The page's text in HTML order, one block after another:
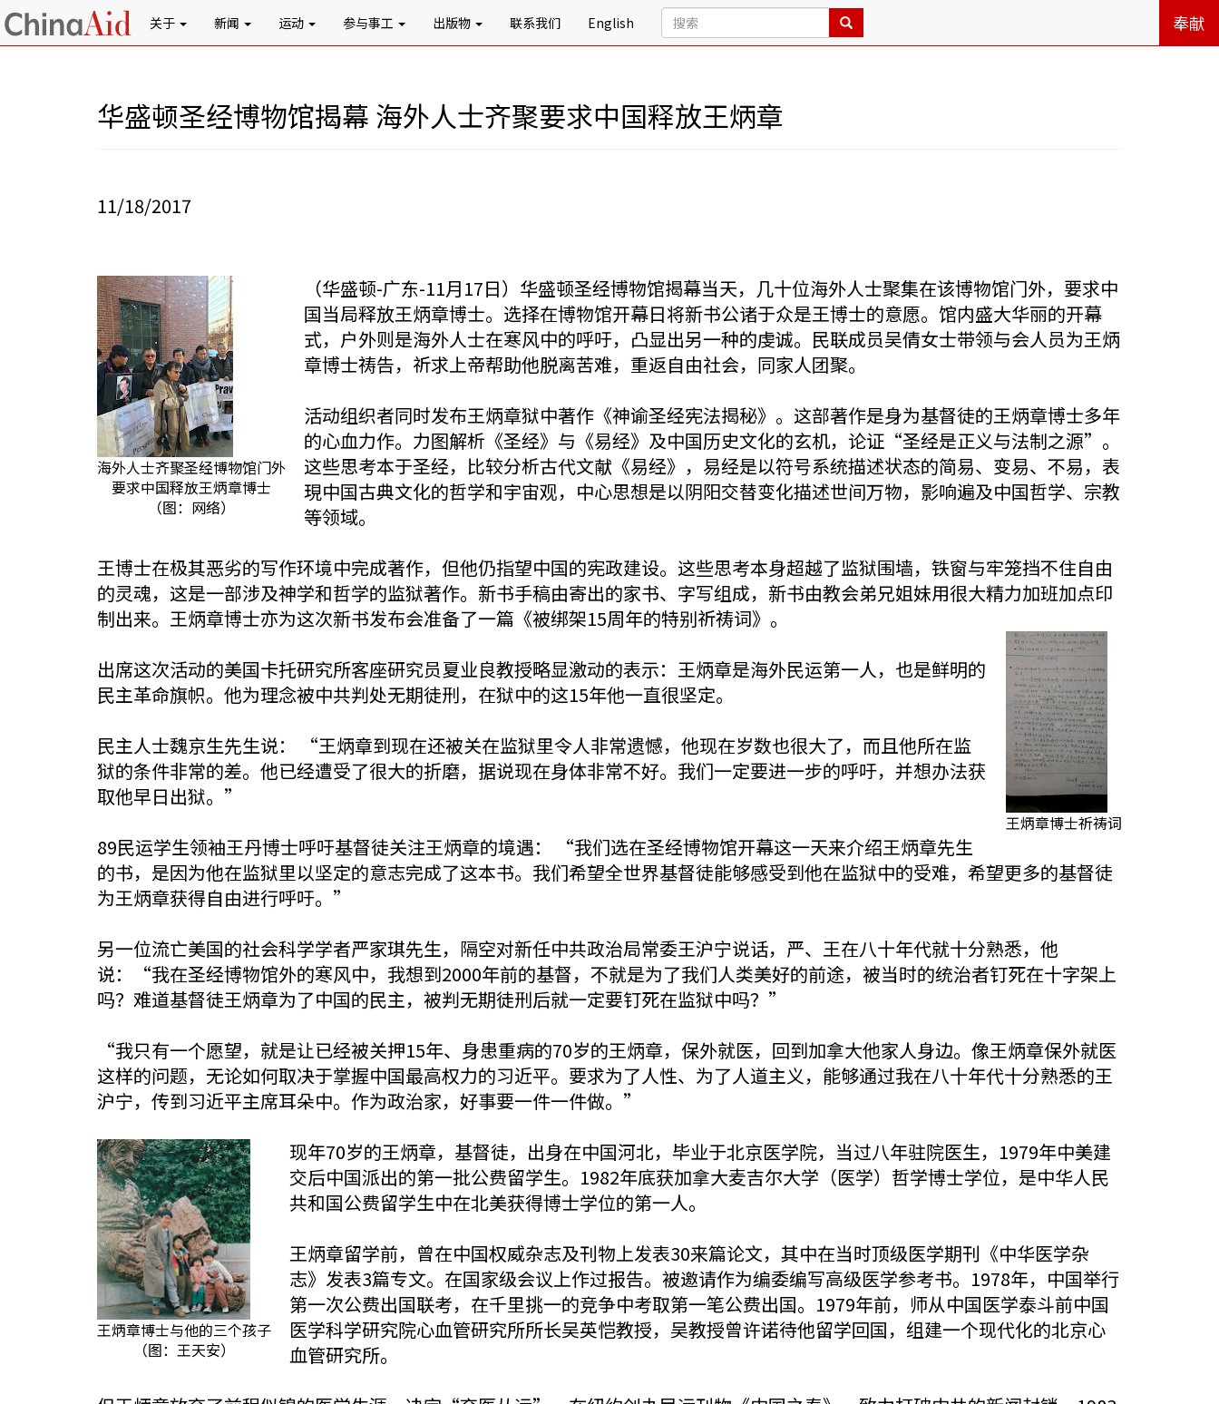
关于 新闻 运动 参与事工 出版物 联系我们 English 奉献
华盛顿圣经博物馆揭幕 海外人士齐聚要求中国释放王炳章
11/18/2017
海外人士齐聚圣经博物馆门外
要求中国释放王炳章博士
（图：网络）
（华盛顿-广东-11月17日）华盛顿圣经博物馆揭幕当天，几十位海外人士聚集在该博物馆门外，要求中
国当局释放王炳章博士。选择在博物馆开幕日将新书公诸于众是王博士的意愿。馆内盛大华丽的开幕
式，户外则是海外人士在寒风中的呼吁，凸显出另一种的虔诚。民联成员吴倩女士带领与会人员为王炳
章博士祷告，祈求上帝帮助他脱离苦难，重返自由社会，同家人团聚。
活动组织者同时发布王炳章狱中著作《神谕圣经宪法揭秘》。这部著作是身为基督徒的王炳章博士多年
的心血力作。力图解析《圣经》与《易经》及中国历史文化的玄机，论证“圣经是正义与法制之源”。
这些思考本于圣经，比较分析古代文献《易经》，易经是以符号系统描述状态的简易、变易、不易，表
現中国古典文化的哲学和宇宙观，中心思想是以阴阳交替变化描述世间万物，影响遍及中国哲学、宗教
等领域。
王博士在极其恶劣的写作环境中完成著作，但他仍指望中国的宪政建设。这些思考本身超越了监狱围墙，铁窗与牢笼挡不住自由
的灵魂，这是一部涉及神学和哲学的监狱著作。新书手稿由寄出的家书、字写组成，新书由教会弟兄姐妹用很大精力加班加点印
制出来。王炳章博士亦为这次新书发布会准备了一篇《被绑架15周年的特别祈祷词》。
王炳章博士祈祷词
出席这次活动的美国卡托研究所客座研究员夏业良教授略显激动的表示：王炳章是海外民运第一人，也是鲜明的
民主革命旗帜。他为理念被中共判处无期徒刑，在狱中的这15年他一直很坚定。
民主人士魏京生先生说： “王炳章到现在还被关在监狱里令人非常遗憾，他现在岁数也很大了，而且他所在监
狱的条件非常的差。他已经遭受了很大的折磨，据说现在身体非常不好。我们一定要进一步的呼吁，并想办法获
取他早日出狱。”
89民运学生领袖王丹博士呼吁基督徒关注王炳章的境遇： “我们选在圣经博物馆开幕这一天来介绍王炳章先生
的书，是因为他在监狱里以坚定的意志完成了这本书。我们希望全世界基督徒能够感受到他在监狱中的受难，希望更多的基督徒
为王炳章获得自由进行呼吁。”
另一位流亡美国的社会科学学者严家琪先生，隔空对新任中共政治局常委王沪宁说话，严、王在八十年代就十分熟悉，他
说：“我在圣经博物馆外的寒风中，我想到2000年前的基督，不就是为了我们人类美好的前途，被当时的统治者钉死在十字架上
吗？难道基督徒王炳章为了中国的民主，被判无期徒刑后就一定要钉死在监狱中吗？”
“我只有一个愿望，就是让已经被关押15年、身患重病的70岁的王炳章，保外就医，回到加拿大他家人身边。像王炳章保外就医
这样的问题，无论如何取决于掌握中国最高权力的习近平。要求为了人性、为了人道主义，能够通过我在八十年代十分熟悉的王
沪宁，传到习近平主席耳朵中。作为政治家，好事要一件一件做。”
王炳章博士与他的三个孩子
（图：王天安）
现年70岁的王炳章，基督徒，出身在中国河北，毕业于北京医学院，当过八年驻院医生，1979年中美建
交后中国派出的第一批公费留学生。1982年底获加拿大麦吉尔大学（医学）哲学博士学位，是中华人民
共和国公费留学生中在北美获得博士学位的第一人。
王炳章留学前，曾在中国权威杂志及刊物上发表30来篇论文，其中在当时顶级医学期刊《中华医学杂
志》发表3篇专文。在国家级会议上作过报告。被邀请作为编委编写高级医学参考书。1978年，中国举行
第一次公费出国联考，在千里挑一的竞争中考取第一笔公费出国。1979年前，师从中国医学泰斗前中国
医学科学研究院心血管研究所所长吴英恺教授，吴教授曾许诺待他留学回国，组建一个现代化的北京心
血管研究所。